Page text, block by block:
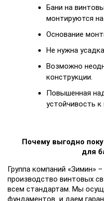
Бани на
монтируются на
Основание
Не нужна
Возможно
конструкции.
Повышенная
устойчивость к
Почему выгодно
для
Группа компаний «Зимин»
производство винтовых
всем стандартам. Мы
фундаментов и даем